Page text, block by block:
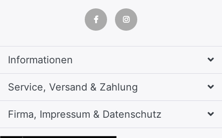
Informationen
Service, Versand & Zahlung
Firma, Impressum & Datenschutz